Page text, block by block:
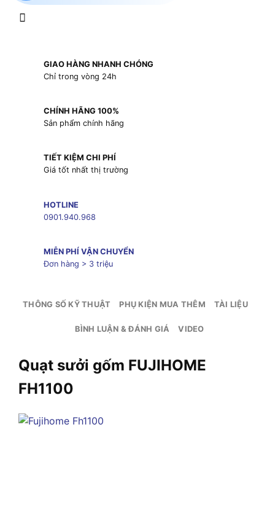
GIAO HÀNG NHANH CHÓNG
Chỉ trong vòng 24h
CHÍNH HÃNG 100%
Sản phẩm chính hãng
TIẾT KIỆM CHI PHÍ
Giá tốt nhất thị trường
HOTLINE
0901.940.968
MIỄN PHÍ VẬN CHUYỂN
Đơn hàng > 3 triệu
THÔNG SỐ KỸ THUẬT PHỤ KIỆN MUA THÊM TÀI LIỆU
BÌNH LUẬN & ĐÁNH GIÁ VIDEO
Quạt sưởi gốm FUJIHOME
FH1100